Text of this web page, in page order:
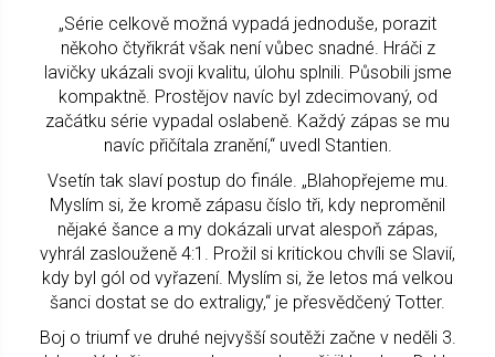
„Série celkově možná vypadá jednoduše, porazit
někoho čtyřikrát však není vůbec snadné. Hráči z
lavičky ukázali svoji kvalitu, úlohu splnili. Působili jsme
kompaktně. Prostějov navíc byl zdecimovaný, od
začátku série vypadal oslabeně. Každý zápas se mu
navíc přičítala zranění,“ uvedl Stantien.
Vsetín tak slaví postup do finále. „Blahopřejeme mu.
Myslím si, že kromě zápasu číslo tři, kdy neproměnil
nějaké šance a my dokázali urvat alespoň zápas,
vyhrál zaslouženě 4:1. Prožil si kritickou chvíli se Slavií,
kdy byl gól od vyřazení. Myslím si, že letos má velkou
šanci dostat se do extraligy,“ je přesvědčený Totter.
Boj o triumf ve druhé nejvyšší soutěži začne v neděli 3.